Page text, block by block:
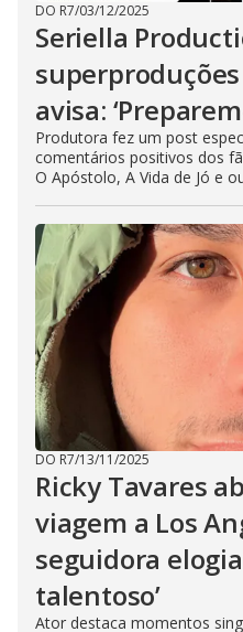
DO R7/03/12/2025
Seriella
avisa:
Produtora fez um post
comentários positivos dos
O Apóstolo, A Vida de Jó e
DO R7/13/11/2025
Ricky Tavares
viagem a Los
seguidora
talentoso’
Ator destaca momentos